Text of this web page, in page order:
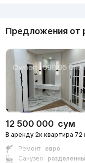
от11.6 млн
Сдача 3кв 2026,
ЖК «Binkat»
Предложения от
12 500 000 сум
В аренду 2к квартира 72
Ремонт
евро
Санузел